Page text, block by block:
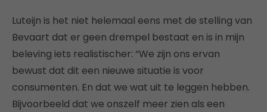
Luteijn is het niet helemaal eens met de stelling van
Bevaart dat er geen drempel bestaat en is in mijn
beleving iets realistischer: “We zijn ons ervan
bewust dat dit een nieuwe situatie is voor
consumenten. En dat we wat uit te leggen hebben.
Bijvoorbeeld dat we onszelf meer zien als een